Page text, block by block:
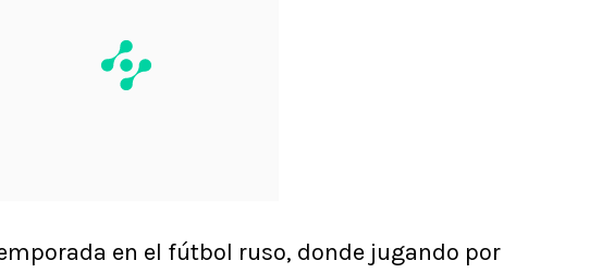
en el fútbol ruso, donde jugando por